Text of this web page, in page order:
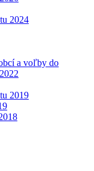
2024
a voľby do
2019